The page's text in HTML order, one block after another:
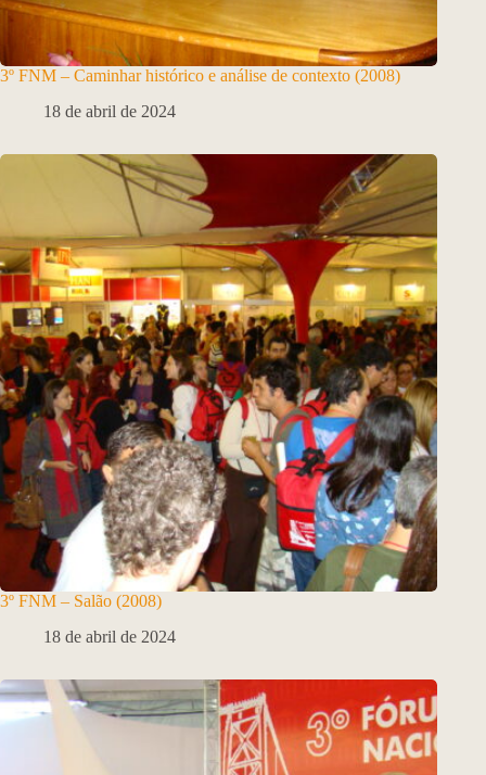
3º FNM – Caminhar histórico e análise de contexto (2008)
18 de abril de 2024
3º FNM – Salão (2008)
18 de abril de 2024